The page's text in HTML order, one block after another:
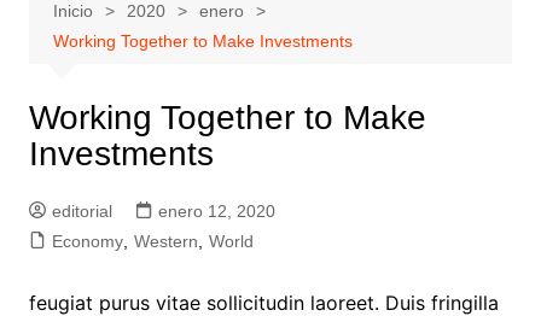
Inicio 2020
enero
Working Together to Make Investments
Working Together to Make
Investments
editorial
enero 12, 2020
Economy, Western World
feugiat purus vitae sollicitudin laoreet. Duis fringilla